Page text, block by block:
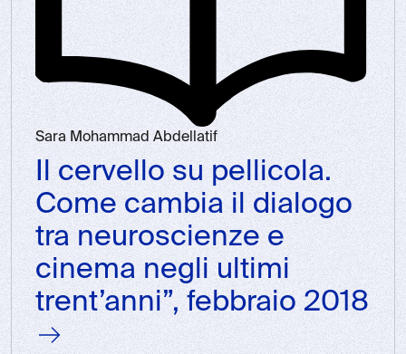
Sara Mohammad Abdellatif
Il cervello su pellicola.
Come cambia il dialogo
tra neuroscienze e
cinema negli ultimi
trent’anni”, febbraio 2018